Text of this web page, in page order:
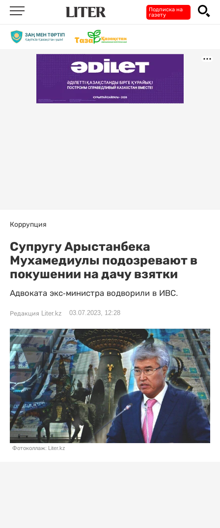
Подписка на
газету
Коррупция
Супругу Арыстанбека
Мухамедиулы подозревают в
покушении на дачу взятки
Адвоката экс-министра водворили в ИВС.
Редакция Liter.kz 03.07.2023, 12:28
Фотоколлаж: Liter.kz